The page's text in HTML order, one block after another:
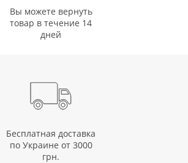
Вы можете вернуть
товар в течение 14
дней
Бесплатная доставка
по Украине от 3000
грн.